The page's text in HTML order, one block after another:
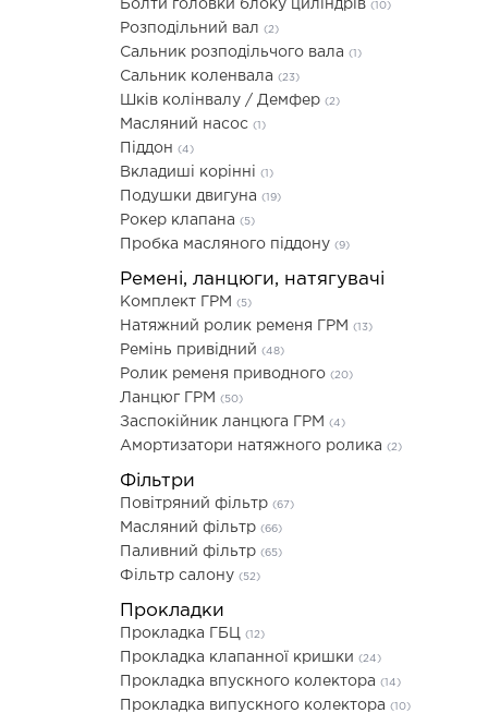
Болти головки блоку циліндрів (10)
Розподільний вал (2)
Сальник розподільчого вала (1)
Сальник коленвала (23)
Шків колінвалу / Демфер (2)
Масляний насос (1)
Піддон (4)
Вкладиші корінні (1)
Подушки двигуна (19)
Рокер клапана (5)
Пробка масляного піддону (9)
Ремені, ланцюги, натягувачі
Комплект ГРМ (5)
Натяжний ролик ременя ГРМ (13)
Ремінь привідний (48)
Ролик ременя приводного (20)
Ланцюг ГРМ (50)
Заспокійник ланцюга ГРМ (4)
Амортизатори натяжного ролика (2)
Фільтри
Повітряний фільтр (67)
Масляний фільтр (66)
Паливний фільтр (65)
Фільтр салону (52)
Прокладки
Прокладка ГБЦ (12)
Прокладка клапанної кришки (24)
Прокладка впускного колектора (14)
Прокладка випускного колектора (10)